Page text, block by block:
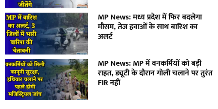
MP News: मध्य प्रदेश में फिर बदलेगा
मौसम, तेज हवाओं के साथ बारिश का
अलर्ट
MP News: MP में वनकर्मियों को बड़ी
राहत, ड्यूटी के दौरान गोली चलाने पर तुरंत
FIR नहीं